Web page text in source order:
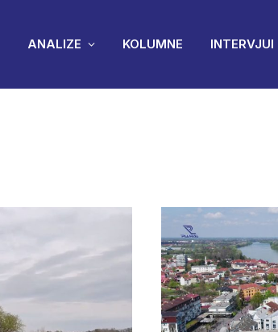
ANALIZE KOLUMNE INTERVJUI